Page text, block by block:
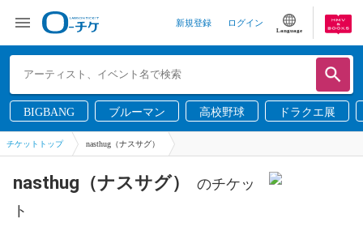
新規登録 ログイン
Language
BIGBANG ブルーマン 高校野球 ドラクエ展
チケットトップ nasthug（ナスサグ）
nasthug（ナスサグ）
のチケッ
ト